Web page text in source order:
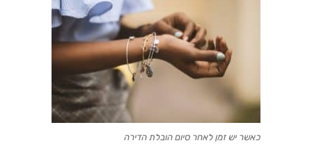
כאשר יש זמן לאחר סיום הובלת הדירה